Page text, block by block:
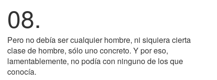
08.
Pero no debía ser cualquier hombre, ni siquiera cierta
clase de hombre, sólo uno concreto. Y por eso,
lamentablemente, no podía con ninguno de los que
conocía.